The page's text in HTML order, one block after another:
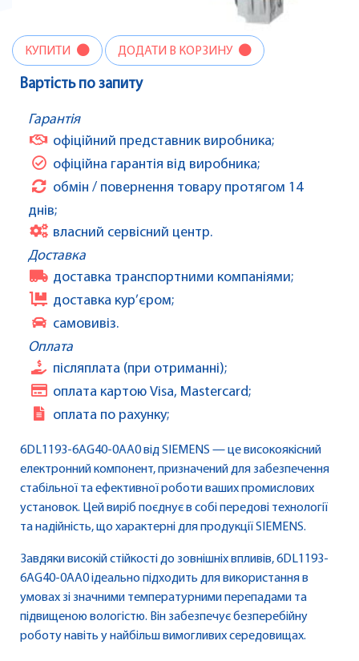
КУПИТИ ДОДАТИ В КОРЗИНУ
Вартість по запиту
Гарантія
офіційний представник виробника;
офіційна гарантія від виробника;
обмін / повернення товару протягом 14
днів;
власний сервісний центр.
Доставка
доставка транспортними компаніями;
доставка кур’єром;
самовивіз.
Оплата
післяплата (при отриманні);
оплата картою Visa, Mastercard;
оплата по рахунку;
6DL1193-6AG40-0AA0 від SIEMENS — це високоякісний
електронний компонент, призначений для забезпечення
стабільної та ефективної роботи ваших промислових
установок. Цей виріб поєднує в собі передові технології
та надійність, що характерні для продукції SIEMENS.
Завдяки високій стійкості до зовнішніх впливів, 6DL1193-
6AG40-0AA0 ідеально підходить для використання в
умовах зі значними температурними перепадами та
підвищеною вологістю. Він забезпечує безперебійну
роботу навіть у найбільш вимогливих середовищах.